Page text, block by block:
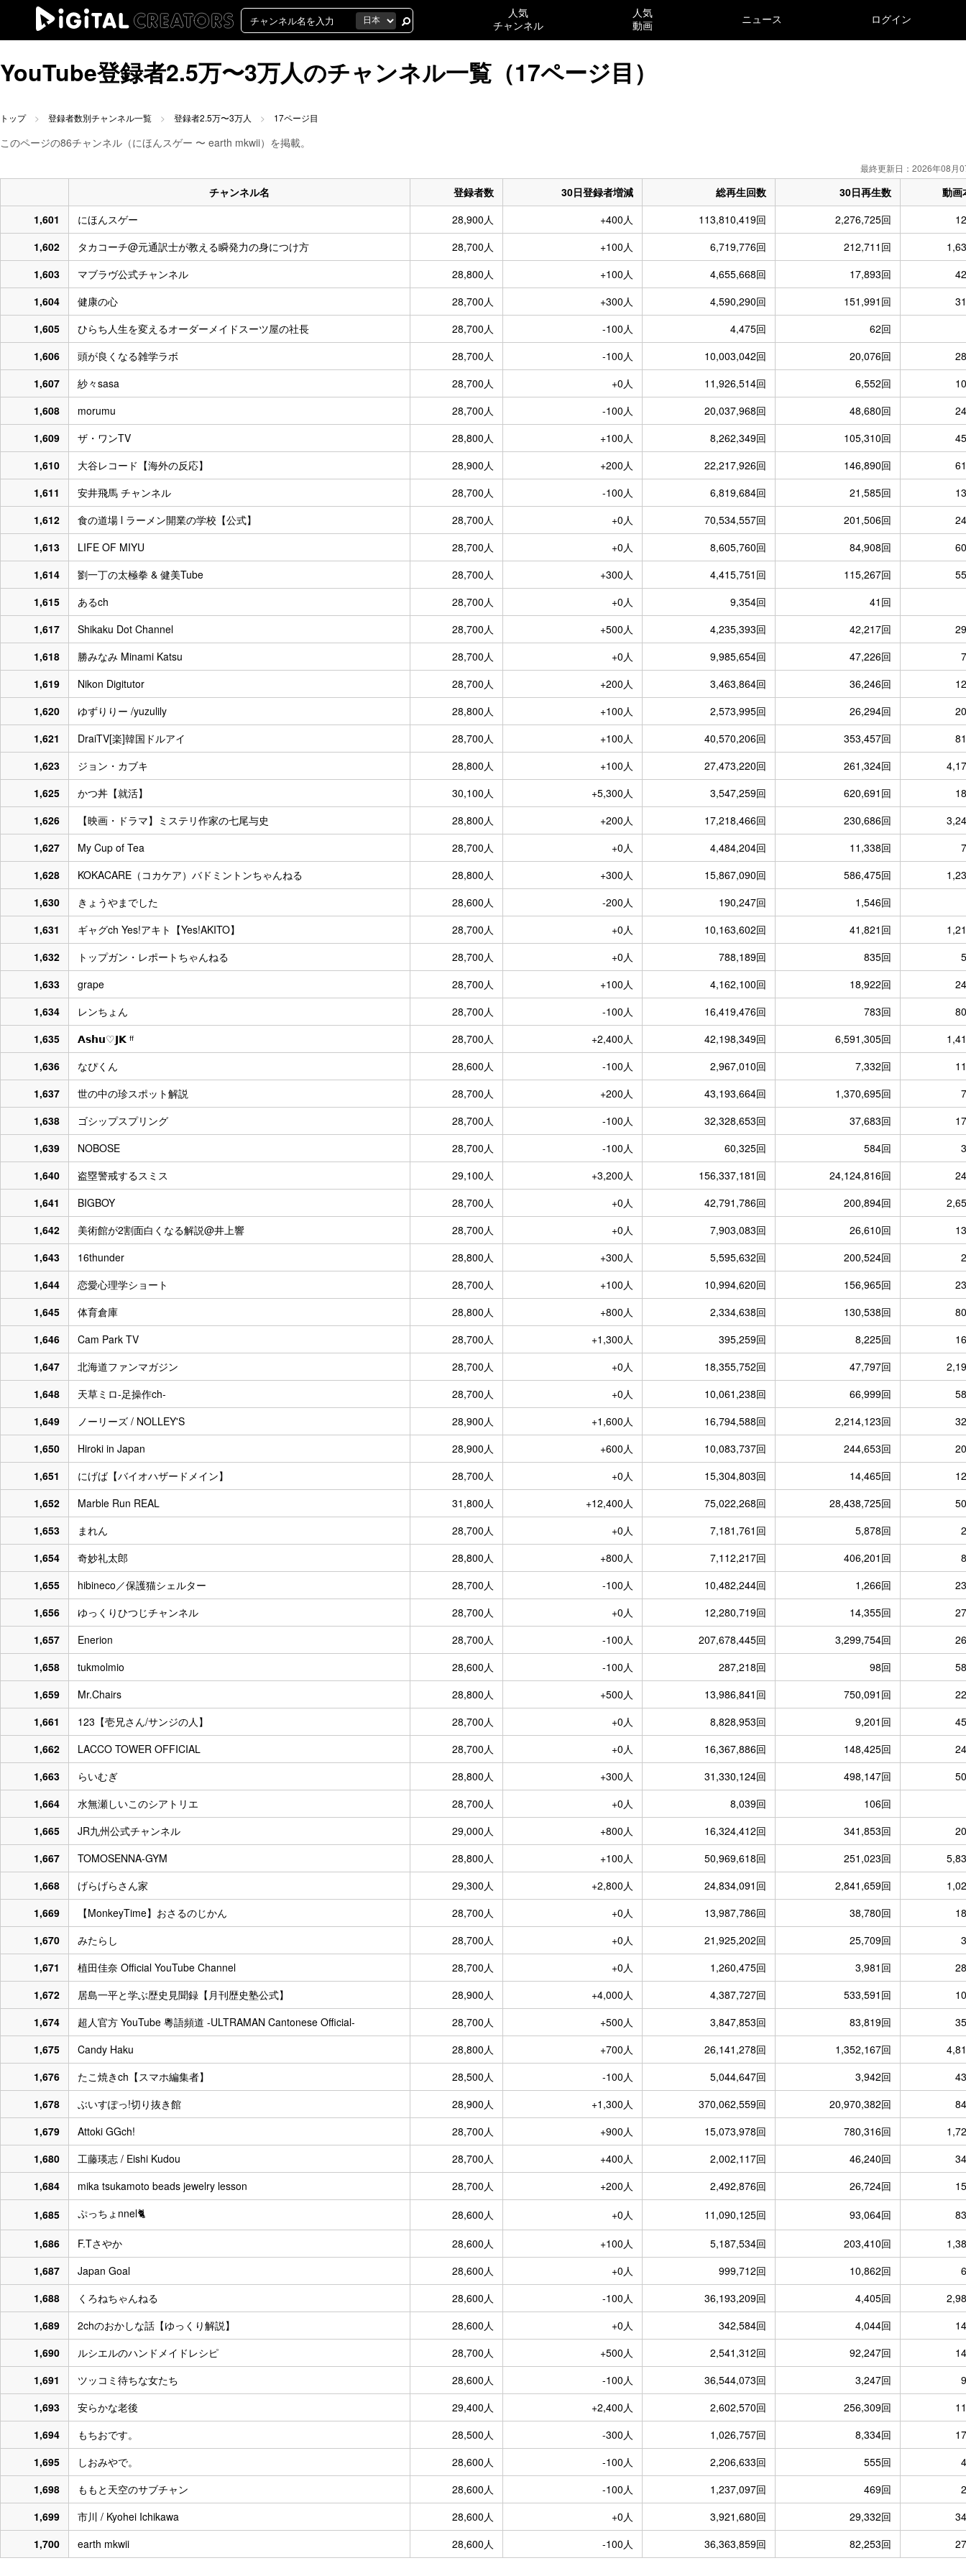
人気
チャンネル
人気
動画
ニュース ログイン
YouTube登録者2.5万〜3万人のチャンネル一覧（17ページ目）
トップ 登録者数別チャンネル一覧 登録者2.5万〜3万人 17ページ目
このページの86チャンネル（にほんスゲー 〜 earth mkwii）を掲載。
最終更新日：2026年08月
チャンネル名 登録者数 30日登録者増減 総再生回数 30日再生数
動画
1,601
にほんスゲー 28,900人 +400人 113,810,419回 2,276,725回
1,602
タカコーチ@元通訳士が教える瞬発力の身につけ方 28,700人 +100人 6,719,776回 212,711回
1,603
マブラヴ公式チャンネル 28,800人 +100人 4,655,668回 17,893回
1,604
健康の心 28,700人 +300人 4,590,290回 151,991回
1,605
ひらち人生を変えるオーダーメイドスーツ屋の社長 28,700人 -100人 4,475回
62回
1,606
頭が良くなる雑学ラボ 28,700人 -100人 10,003,042回 20,076回
1,607
紗々sasa 28,700人 +0人 11,926,514回 6,552回
1,608
morumu 28,700人 -100人 20,037,968回 48,680回
1,609
ザ・ワンTV 28,800人 +100人 8,262,349回 105,310回
1,610
大谷レコード【海外の反応】 28,900人 +200人 22,217,926回 146,890回
1,611
安井飛馬 チャンネル 28,700人 -100人 6,819,684回 21,585回
1,612
食の道場 l ラーメン開業の学校【公式】 28,700人 +0人 70,534,557回 201,506回
1,613
LIFE OF MIYU 28,700人 +0人 8,605,760回 84,908回
1,614
劉一丁の太極拳 & 健美Tube 28,700人 +300人 4,415,751回 115,267回
1,615
あるch 28,700人 +0人 9,354回
41回
1,617
Shikaku Dot Channel 28,700人 +500人 4,235,393回 42,217回
1,618
勝みなみ Minami Katsu 28,700人 +0人 9,985,654回 47,226回
1,619
Nikon Digitutor 28,700人 +200人 3,463,864回 36,246回
1,620
ゆずりりー /yuzulily 28,800人 +100人 2,573,995回 26,294回
1,621
DraiTV[楽]韓国ドルアイ 28,700人 +100人 40,570,206回 353,457回
1,623
ジョン・カブキ 28,800人 +100人 27,473,220回 261,324回
1,625
かつ丼【就活】 30,100人 +5,300人 3,547,259回 620,691回
1,626
【映画・ドラマ】ミステリ作家の七尾与史 28,800人 +200人 17,218,466回 230,686回
1,627
My Cup of Tea 28,700人 +0人 4,484,204回 11,338回
1,628
KOKACARE（コカケア）バドミントンちゃんねる 28,800人 +300人 15,867,090回 586,475回
1,630
きょうやまでした 28,600人 -200人 190,247回
1,546回
1,631
ギャグch Yes!アキト【Yes!AKITO】 28,700人 +0人 10,163,602回 41,821回
1,632
トップガン・レポートちゃんねる 28,700人 +0人 788,189回 835回
1,633
grape 28,700人 +100人 4,162,100回 18,922回
1,634
レンちょん 28,700人 -100人 16,419,476回 783回
1,635
𝗔𝘀𝗵𝘂♡𝗝𝗞 ᶠᶠ‎ 28,700人 +2,400人 42,198,349回 6,591,305回
1,636
なぴくん 28,600人 -100人 2,967,010回 7,332回
1,637
世の中の珍スポット解説 28,700人 +200人 43,193,664回 1,370,695回
1,638
ゴシップスプリング 28,700人 -100人 32,328,653回 37,683回
1,639
NOBOSE 28,700人 -100人 60,325回 584回
1,640
盗塁警戒するスミス 29,100人 +3,200人 156,337,181回 24,124,816回
1,641
BIGBOY 28,700人 +0人 42,791,786回 200,894回
1,642
美術館が2割面白くなる解説@井上響 28,700人 +0人 7,903,083回 26,610回
1,643
16thunder 28,800人 +300人 5,595,632回 200,524回
1,644
恋愛心理学ショート 28,700人 +100人 10,994,620回 156,965回
1,645
体育倉庫 28,800人 +800人 2,334,638回 130,538回
1,646
Cam Park TV 28,700人 +1,300人 395,259回 8,225回
1,647
北海道ファンマガジン 28,700人 +0人 18,355,752回 47,797回
1,648
天草ミロ-足操作ch- 28,700人 +0人 10,061,238回 66,999回
1,649
ノーリーズ / NOLLEY'S 28,900人 +1,600人 16,794,588回 2,214,123回
1,650
Hiroki in Japan 28,900人 +600人 10,083,737回 244,653回
1,651
にげば【バイオハザードメイン】 28,700人 +0人 15,304,803回 14,465回
1,652
Marble Run REAL 31,800人 +12,400人 75,022,268回 28,438,725回
1,653
まれん 28,700人 +0人 7,181,761回 5,878回
1,654
奇妙礼太郎 28,800人 +800人 7,112,217回 406,201回
1,655
hibineco／保護猫シェルター 28,700人 -100人 10,482,244回 1,266回
1,656
ゆっくりひつじチャンネル 28,700人 +0人 12,280,719回 14,355回
1,657
Enerion 28,700人 -100人 207,678,445回 3,299,754回
1,658
tukmolmio 28,600人 -100人 287,218回 98回
1,659
Mr.Chairs 28,800人 +500人 13,986,841回 750,091回
1,661
123【壱兄さん/サンジの人】 28,700人 +0人 8,828,953回 9,201回
1,662
LACCO TOWER OFFICIAL 28,700人 +0人 16,367,886回 148,425回
1,663
らいむぎ 28,800人 +300人 31,330,124回 498,147回
1,664
水無瀬しいこのシアトリエ 28,700人 +0人 8,039回
106回
1,665
JR九州公式チャンネル 29,000人 +800人 16,324,412回 341,853回
1,667
TOMOSENNA-GYM 28,800人 +100人 50,969,618回 251,023回
1,668
げらげらさん家 29,300人 +2,800人 24,834,091回 2,841,659回
1,669
【MonkeyTime】おさるのじかん 28,700人 +0人 13,987,786回 38,780回
1,670
みたらし 28,700人 +0人 21,925,202回 25,709回
1,671
植田佳奈 Official YouTube Channel 28,700人 +0人 1,260,475回 3,981回
1,672
居島一平と学ぶ歴史見聞録【月刊歴史塾公式】 28,900人 +4,000人 4,387,727回 533,591回
1,674
超人官方 YouTube 粵語頻道 -ULTRAMAN Cantonese Official- 28,700人 +500人 3,847,853回 83,819回
1,675
Candy Haku 28,800人 +700人 26,141,278回 1,352,167回
1,676
たこ焼きch【スマホ編集者】 28,500人 -100人 5,044,647回 3,942回
1,678
ぶいすぽっ!切り抜き館 28,900人 +1,300人 370,062,559回 20,970,382回
1,679
Attoki GGch! 28,700人 +900人 15,073,978回 780,316回
1,680
工藤瑛志 / Eishi Kudou 28,700人 +400人 2,002,117回 46,240回
1,684
mika tsukamoto beads jewelry lesson 28,700人 +200人 2,492,876回 26,724回
1,685
ぷっちょnnel🐈 28,600人 +0人 11,090,125回 93,064回
1,686
F.Tさやか 28,600人 +100人 5,187,534回 203,410回
1,687
Japan Goal 28,600人 +0人 999,712回 10,862回
1,688
くろねちゃんねる 28,600人 -100人 36,193,209回 4,405回
1,689
2chのおかしな話【ゆっくり解説】 28,600人 +0人 342,584回 4,044回
1,690
ルシエルのハンドメイドレシピ 28,700人 +500人 2,541,312回 92,247回
1,691
ツッコミ待ちな女たち 28,600人 -100人 36,544,073回 3,247回
1,693
安らかな老後 29,400人 +2,400人 2,602,570回 256,309回
1,694
もちおです。 28,500人 -300人 1,026,757回 8,334回
1,695
しおみやで。 28,600人 -100人 2,206,633回 555回
1,698
ももと天空のサブチャン 28,600人 -100人 1,237,097回 469回
1,699
市川 / Kyohei Ichikawa 28,600人 +0人 3,921,680回 29,332回
1,700
earth mkwii 28,600人 -100人 36,363,859回 82,253回